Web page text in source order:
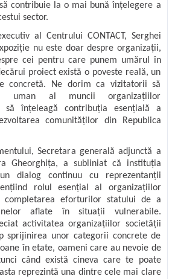
contribuie la o mai bună înțelegere a
sector.
al Centrului CONTACT, Serghei
nu este doar despre organizații,
cei pentru care punem umărul în
proiect există o poveste reală, un
concretă. Ne dorim ca vizitatorii să
uman al muncii organizațiilor
să înțeleagă contribuția esențială a
comunităților din Republica
Secretara generală adjunctă a
Gheorghița, a subliniat că instituția
dialog continuu cu reprezentanții
rolul esențial al organizațiilor
completarea eforturilor statului de a
aflate în situații vulnerabile.
activitatea organizațiilor societății
sprijinirea unor categorii concrete de
în etate, oameni care au nevoie de
când există cineva care te poate
reprezintă una dintre cele mai clare